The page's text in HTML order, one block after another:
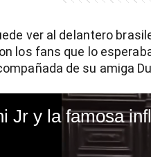
ver al delantero
los fans que lo
de su amiga